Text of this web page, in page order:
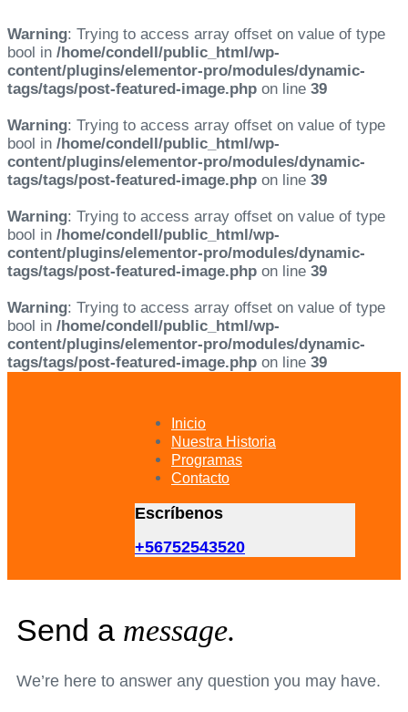
Warning: Trying to access array offset on value of type
bool in /home/condell/public_html/wp-
content/plugins/elementor-pro/modules/dynamic-
tags/tags/post-featured-image.php on line 39
Warning: Trying to access array offset on value of type
bool in /home/condell/public_html/wp-
content/plugins/elementor-pro/modules/dynamic-
tags/tags/post-featured-image.php on line 39
Warning: Trying to access array offset on value of type
bool in /home/condell/public_html/wp-
content/plugins/elementor-pro/modules/dynamic-
tags/tags/post-featured-image.php on line 39
Warning: Trying to access array offset on value of type
bool in /home/condell/public_html/wp-
content/plugins/elementor-pro/modules/dynamic-
tags/tags/post-featured-image.php on line 39
Inicio
Nuestra Historia
Programas
Contacto
Escríbenos
+56752543520
Send a message.
We’re here to answer any question you may have.